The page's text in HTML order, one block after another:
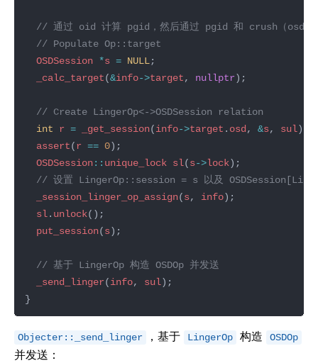
OSDSession
*s = NULL
_calc_target(&info->target, nullptr
int
r = _get_session(info->target . osd, &s, sul
assert(r == 0
OSDSession:: unique_lock sl(s->lock
_session_linger_op_assign(s, info
sl. unlock
put_session(s
_send_linger(info, sul
Objecter::_send_linger ，基于 LingerOp 构造 OSDOp
并发送：